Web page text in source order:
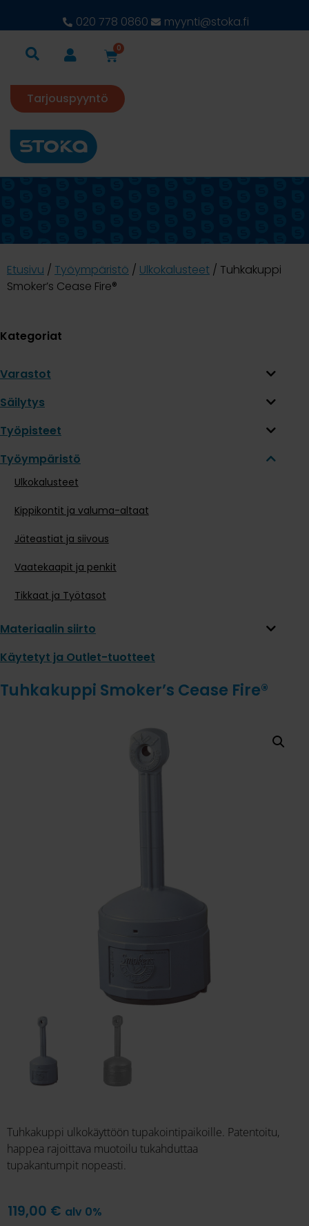
020 778 0860 myynti@stoka.fi
0
Tarjouspyyntö
Etusivu / Työympäristö / Ulkokalusteet / Tuhkakuppi
Smoker’s Cease Fire®
Kategoriat
Varastot
Säilytys
Työpisteet
Työympäristö
Ulkokalusteet
Kippikontit ja valuma-altaat
Jäteastiat ja siivous
Vaatekaapit ja penkit
Tikkaat ja Työtasot
Materiaalin siirto
Käytetyt ja Outlet-tuotteet
Tuhkakuppi Smoker’s Cease Fire®
Tuhkakuppi ulkokäyttöön tupakointipaikoille. Patentoitu,
happea rajoittava muotoilu tukahduttaa
tupakantumpit nopeasti.
119,00 € alv 0%